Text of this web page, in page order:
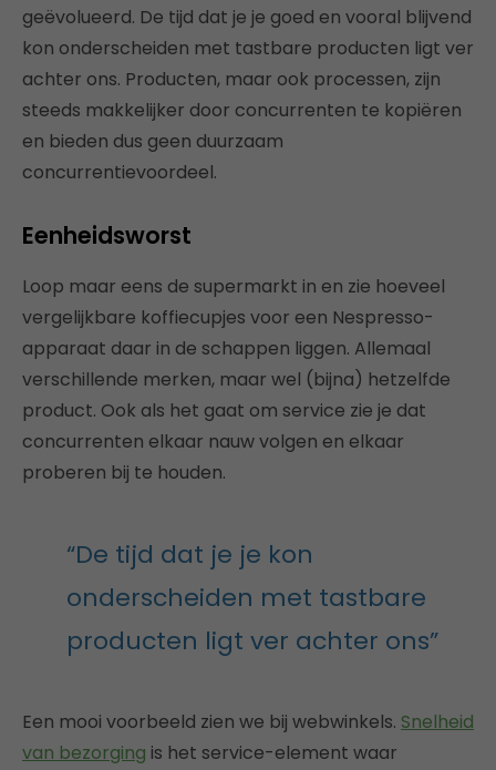
geëvolueerd. De tijd dat je je goed en vooral blijvend
kon onderscheiden met tastbare producten ligt ver
achter ons. Producten, maar ook processen, zijn
steeds makkelijker door concurrenten te kopiëren
en bieden dus geen duurzaam
concurrentievoordeel.
Eenheidsworst
Loop maar eens de supermarkt in en zie hoeveel
vergelijkbare koffiecupjes voor een Nespresso-
apparaat daar in de schappen liggen. Allemaal
verschillende merken, maar wel (bijna) hetzelfde
product. Ook als het gaat om service zie je dat
concurrenten elkaar nauw volgen en elkaar
proberen bij te houden.
“De tijd dat je je kon
onderscheiden met tastbare
producten ligt ver achter ons”
Een mooi voorbeeld zien we bij webwinkels. Snelheid
van bezorging is het service-element waar